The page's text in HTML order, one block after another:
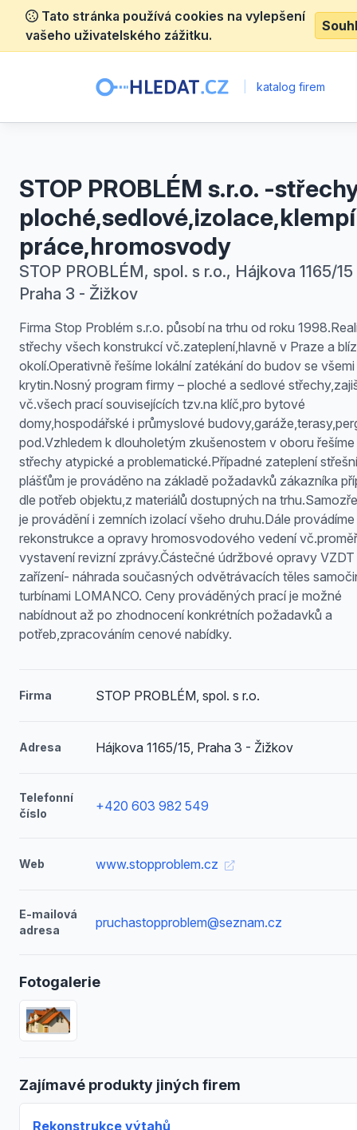
Tato stránka používá cookies na vylepšení
vašeho uživatelského zážitku.
katalog firem
STOP PROBLÉM s.r.o. -
práce,hromosvody
STOP PROBLÉM, spol. s r.o., Hájkova 1165/15
Praha 3 - Žižkov
Firma Stop Problém s.r.o. působí na trhu od roku
střechy všech konstrukcí vč.zateplení,hlavně v Praze a
okolí.Operativně řešíme lokální zatékání do budov se
krytin.Nosný program firmy – ploché a sedlové
vč.všech prací souvisejících tzv.na klíč,pro bytové
domy,hospodářské i průmyslové
pod.Vzhledem k dlouholetým zkušenostem v oboru řešíme
střechy atypické a problematické.Případné zateplení
plášťům je prováděno na základě požadavků zákazníka
dle potřeb objektu,z materiálů dostupných na
je provádění i zemních izolací všeho druhu.Dále provádíme
rekonstrukce a opravy hromosvodového vedení
vystavení revizní zprávy.Částečné údržbové opravy VZDT
zařízení- náhrada současných odvětrávacích těles
turbínami LOMANCO. Ceny prováděných prací je možné
nabídnout až po zhodnocení konkrétních požadavků a
potřeb,zpracováním cenové nabídky.
Firma STOP PROBLÉM, spol. s r.o.
Adresa Hájkova 1165/15, Praha 3 - Žižkov
Telefonní
číslo
+420 603 982 549
Web www.stopproblem.cz
E-mailová
adresa
pruchastopproblem@seznam.cz
Fotogalerie
Zajímavé produkty jiných firem
Rekonstrukce výtahů